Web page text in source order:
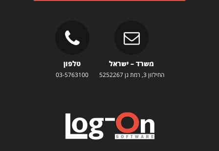
משרד – ישראל
החילזון 3, רמת גן 5252267
טלפון
03-5763100